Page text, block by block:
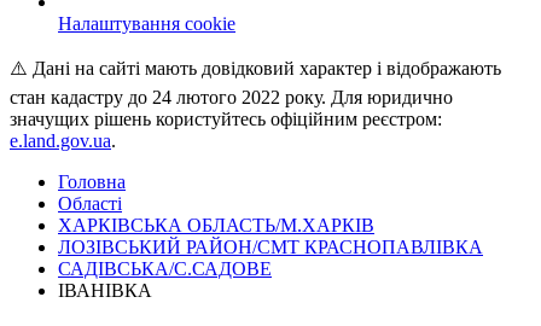
Налаштування cookie
⚠️ Дані на сайті мають довідковий характер і відображають
стан кадастру до 24 лютого 2022 року. Для юридично
значущих рішень користуйтесь офіційним реєстром:
e.land.gov.ua.
Головна
Області
ХАРКІВСЬКА ОБЛАСТЬ/М.ХАРКІВ
ЛОЗІВСЬКИЙ РАЙОН/СМТ КРАСНОПАВЛІВКА
САДІВСЬКА/С.САДОВЕ
ІВАНІВКА